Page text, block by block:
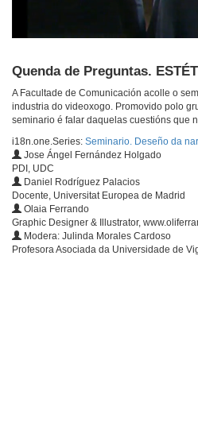
Quenda de Preguntas.
A Facultade de Comunicación acolle o
industria do videoxogo. Promovido polo
seminario é falar daquelas cuestións que
i18n.one.Series: Seminario. Deseño da
Jose Ángel Fernández Holgado
PDI, UDC
Daniel Rodríguez Palacios
Docente, Universitat Europea de Madrid
Olaia Ferrando
Graphic Designer & Illustrator,
Modera: Julinda Morales Cardoso
Profesora Asociada da Universidade de